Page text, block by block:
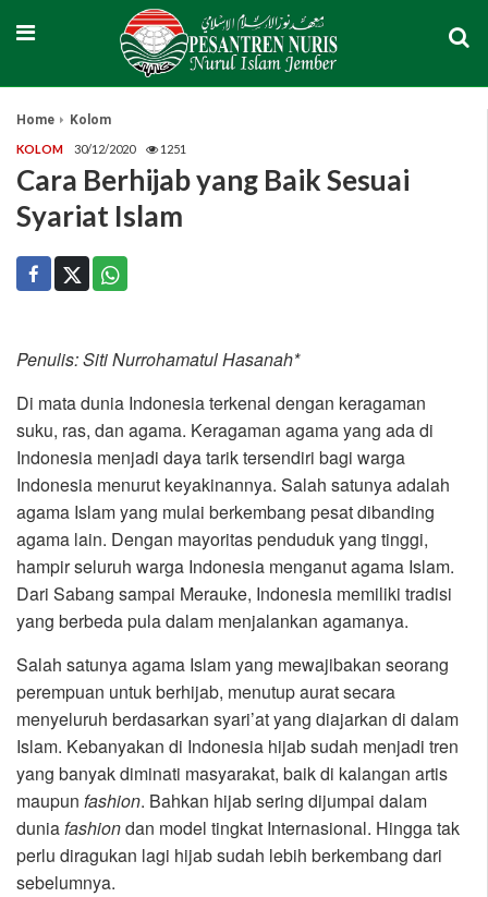
Home Kolom
KOLOM 30/12/2020 1251
Cara Berhijab yang Baik Sesuai
Syariat Islam
Penulis: Siti Nurrohamatul Hasanah*
Di mata dunia Indonesia terkenal dengan keragaman
suku, ras, dan agama. Keragaman agama yang ada di
Indonesia menjadi daya tarik tersendiri bagi warga
Indonesia menurut keyakinannya. Salah satunya adalah
agama Islam yang mulai berkembang pesat dibanding
agama lain. Dengan mayoritas penduduk yang tinggi,
hampir seluruh warga Indonesia menganut agama Islam.
Dari Sabang sampai Merauke, Indonesia memiliki tradisi
yang berbeda pula dalam menjalankan agamanya.
Salah satunya agama Islam yang mewajibakan seorang
perempuan untuk berhijab, menutup aurat secara
menyeluruh berdasarkan syari’at yang diajarkan di dalam
Islam. Kebanyakan di Indonesia hijab sudah menjadi tren
yang banyak diminati masyarakat, baik di kalangan artis
maupun fashion. Bahkan hijab sering dijumpai dalam
duniafashiondan model tingkat Internasional. Hingga tak
perlu diragukan lagi hijab sudah lebih berkembang dari
sebelumnya.